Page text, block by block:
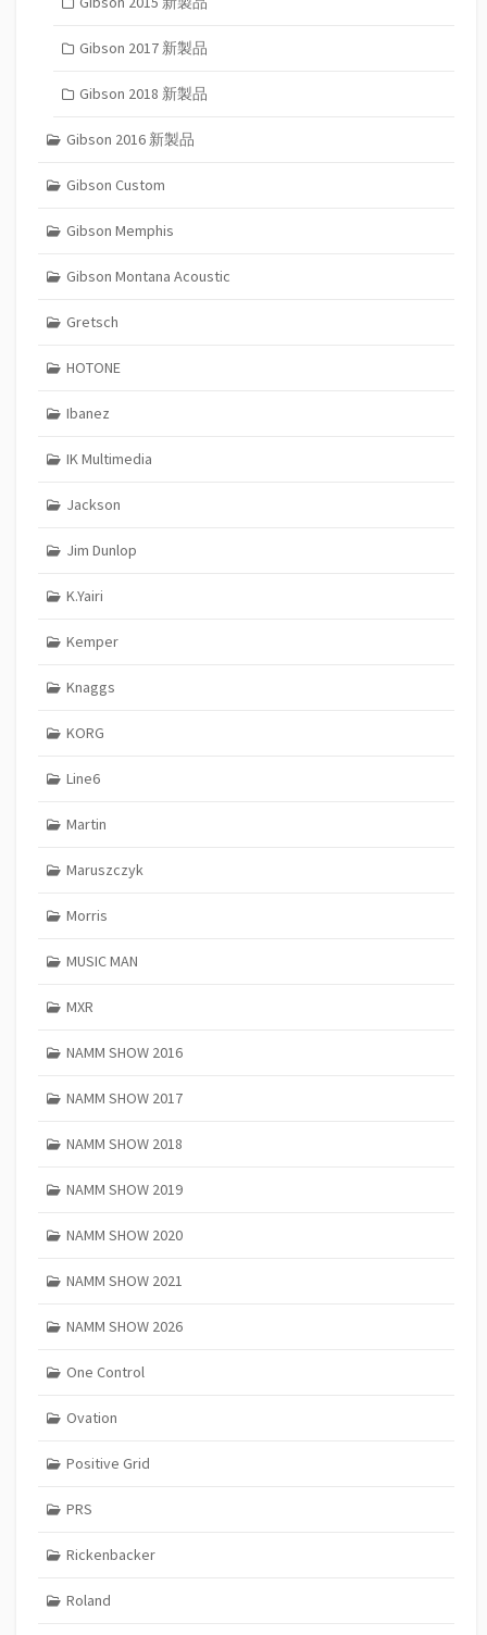
Gibson 2017 新製品
Gibson 2018 新製品
Gibson 2016 新製品
Gibson Custom
Gibson Memphis
Gibson Montana Acoustic
Gretsch
HOTONE
Ibanez
IK Multimedia
Jackson
Jim Dunlop
K.Yairi
Kemper
Knaggs
KORG
Line6
Martin
Maruszczyk
Morris
MUSIC MAN
MXR
NAMM SHOW 2016
NAMM SHOW 2017
NAMM SHOW 2018
NAMM SHOW 2019
NAMM SHOW 2020
NAMM SHOW 2021
NAMM SHOW 2026
One Control
Ovation
Positive Grid
PRS
Rickenbacker
Roland